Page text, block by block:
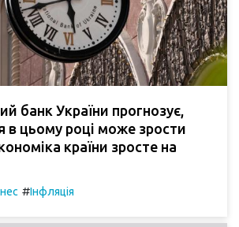
банк України прогнозує,
в цьому році може зрости
країни зросте на
#Інфляція